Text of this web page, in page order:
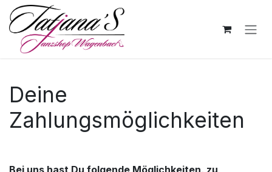
Skip to Content
Deine
Zahlungsmöglichkeiten
Bei uns hast Du folgende Möglichkeiten, zu